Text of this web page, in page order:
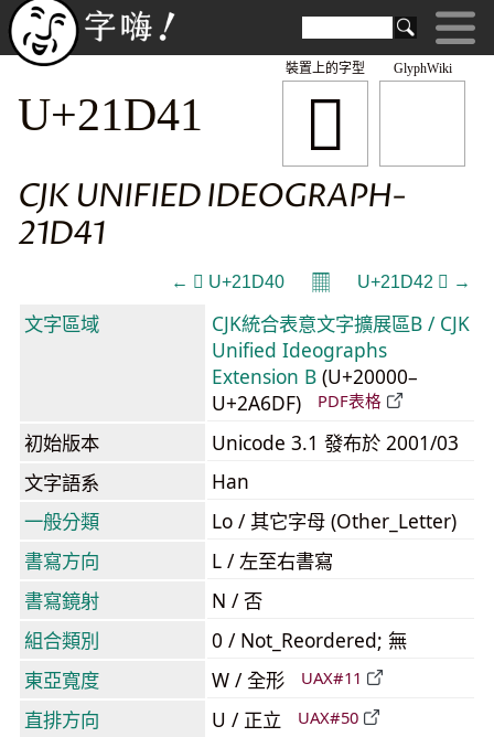
GlyphWiki
𡵁
裝置上的字型
U+21D41
CJK UNIFIED IDEOGRAPH-
21D41
← 𡵀 U+21D40 𝄜 U+21D42 𡵂 →
文字區域
CJK統合表意文字擴展區B / CJK
Unified Ideographs
Extension B (U+20000–
U+2A6DF)
PDF表格
初始版本
Unicode 3.1 發布於 2001/03
文字語系
Han
一般分類
Lo / 其它字母 (Other_Letter)
書寫方向
L / 左至右書寫
書寫鏡射
N / 否
組合類別
0 / Not_Reordered; 無
東亞寬度
W / 全形 UAX#11
直排方向 U / 正立 UAX#50